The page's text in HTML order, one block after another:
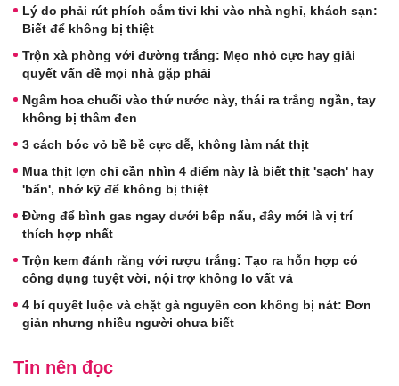
Lý do phải rút phích cắm tivi khi vào nhà nghỉ, khách sạn:
Biết để không bị thiệt
Trộn xà phòng với đường trắng: Mẹo nhỏ cực hay giải
quyết vấn đề mọi nhà gặp phải
Ngâm hoa chuối vào thứ nước này, thái ra trắng ngần, tay
không bị thâm đen
3 cách bóc vỏ bề bề cực dễ, không làm nát thịt
Mua thịt lợn chỉ cần nhìn 4 điểm này là biết thịt 'sạch' hay
'bẩn', nhớ kỹ để không bị thiệt
Đừng để bình gas ngay dưới bếp nấu, đây mới là vị trí
thích hợp nhất
Trộn kem đánh răng với rượu trắng: Tạo ra hỗn hợp có
công dụng tuyệt vời, nội trợ không lo vất vả
4 bí quyết luộc và chặt gà nguyên con không bị nát: Đơn
giản nhưng nhiều người chưa biết
Tin nên đọc